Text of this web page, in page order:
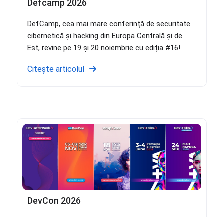
Defcamp 2026
DefCamp, cea mai mare conferință de securitate
cibernetică și hacking din Europa Centrală și de
Est, revine pe 19 și 20 noiembrie cu ediția #16!
Citește articolul
DevCon 2026